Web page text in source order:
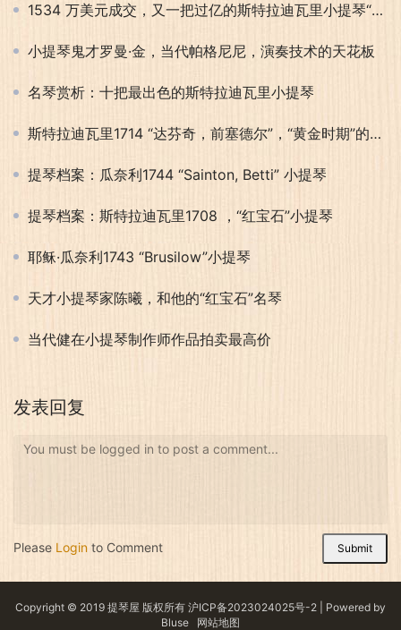
1534 万美元成交，又一把过亿的斯特拉迪瓦里小提琴“达芬奇，前塞德尔”
小提琴鬼才罗曼·金，当代帕格尼尼，演奏技术的天花板
名琴赏析：十把最出色的斯特拉迪瓦里小提琴
斯特拉迪瓦里1714 “达芬奇，前塞德尔”，“黄金时期”的代表作品
提琴档案：瓜奈利1744 “Sainton, Betti” 小提琴
提琴档案：斯特拉迪瓦里1708 ，“红宝石”小提琴
耶稣·瓜奈利1743 “Brusilow”小提琴
天才小提琴家陈曦，和他的“红宝石”名琴
当代健在小提琴制作师作品拍卖最高价
发表回复
You must be logged in to post a comment...
Please Login to Comment Submit
Copyright © 2019 提琴屋 版权所有 沪ICP备2023024025号-2 | Powered by
Bluse 网站地图